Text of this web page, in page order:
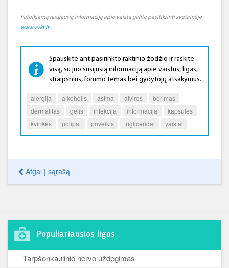
Pateikiamą naujausią informaciją apie vaistą galite pasitikrinti svetainėje
www.vvkt.lt
Spauskite ant pasirinkto raktinio žodžio ir raskite
visą, su juo susijusią informaciją apie vaistus, ligas,
straipsnius, forumo temas bei gydytojų atsakymus.
alergija alkoholis astma atviros
bėrimas
dermatitas
gelis infekcija informaciją
kapsulės
kvinkės
polipai poveikis trigliceridai vaistai
Atgal į sąrašą
Populiariausios ligos
Tarpšonkaulinio nervo uždegimas